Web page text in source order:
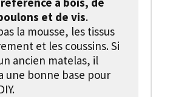
et de vis.
la mousse, les tissus
et les coussins. Si
ancien matelas, il
une bonne base pour